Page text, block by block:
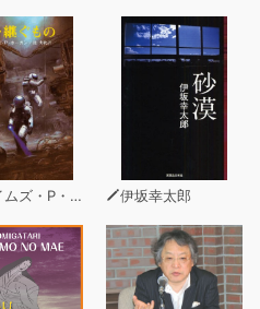
？」と自分に問いかけてブラ
アップする三幕構成
ことは、20ページのパワー
しい
実際につくると、チームは
・P・ホーガン 伊坂幸太郎